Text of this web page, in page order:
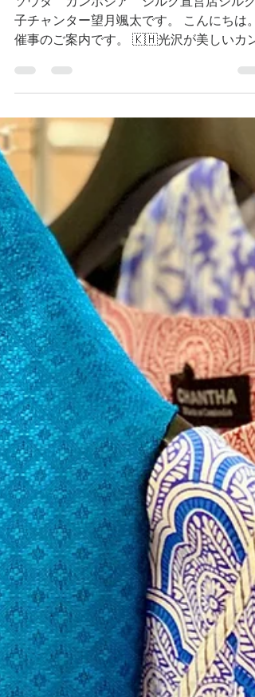
そごう千葉店7階中央エ
スカレーター
ソウタ カンボジア シルク直営店シルク
子チャンター望月颯太です。 こんにちは。
催事のご案内です。 🇰🇭光沢が美しいカン
ボジアシルク🇰🇭 そごう千葉店7階 中央
スカレーター(寝具側) 7月24日(金)~ 7月30日
(木) 各日: 午前10時~ 午後8時 (最終日午後5
終了) 素敵な再会と新規の出会いがたくさん
ありますようにお祈り致します。 千葉の皆
様熱い応援をどうぞ宜しくお願い申し上げ
す。 千葉にお越しの際はぜひお立ち寄りく
ださい。